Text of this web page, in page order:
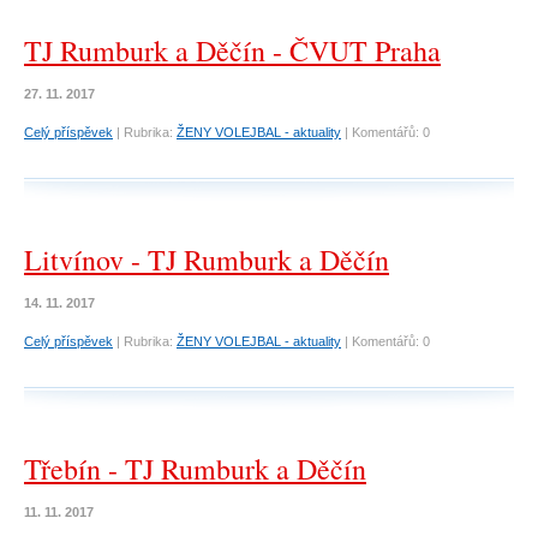
TJ Rumburk a Děčín - ČVUT Praha
27. 11. 2017
Celý příspěvek | Rubrika: ŽENY VOLEJBAL - aktuality | Komentářů: 0
Litvínov - TJ Rumburk a Děčín
14. 11. 2017
Celý příspěvek | Rubrika: ŽENY VOLEJBAL - aktuality | Komentářů: 0
Třebín - TJ Rumburk a Děčín
11. 11. 2017